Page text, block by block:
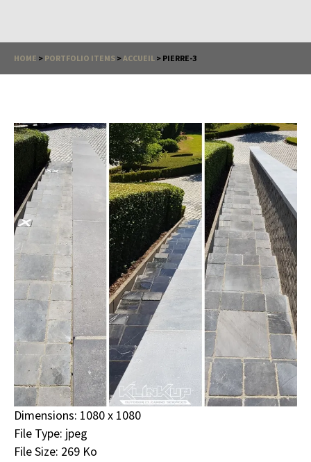
HOME > PORTFOLIO ITEMS >ACCUEIL > PIERRE-3
Dimensions: 1080 x 1080
File Type: jpeg
File Size: 269 Ko